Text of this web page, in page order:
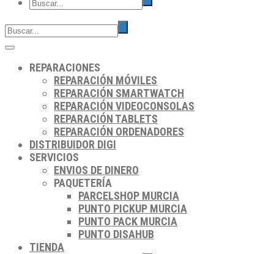
REPARACIONES
REPARACIÓN MÓVILES
REPARACIÓN SMARTWATCH
REPARACIÓN VIDEOCONSOLAS
REPARACIÓN TABLETS
REPARACIÓN ORDENADORES
DISTRIBUIDOR DIGI
SERVICIOS
ENVIOS DE DINERO
PAQUETERÍA
PARCELSHOP MURCIA
PUNTO PICKUP MURCIA
PUNTO PACK MURCIA
PUNTO DISAHUB
TIENDA